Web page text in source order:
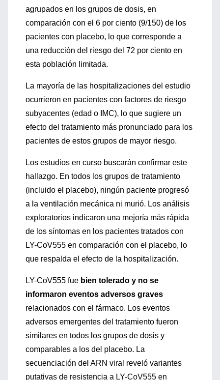
agrupados en los grupos de dosis, en
comparación con el 6 por ciento (9/150) de los
pacientes con placebo, lo que corresponde a
una reducción del riesgo del 72 por ciento en
esta población limitada.
La mayoría de las hospitalizaciones del estudio
ocurrieron en pacientes con factores de riesgo
subyacentes (edad o IMC), lo que sugiere un
efecto del tratamiento más pronunciado para los
pacientes de estos grupos de mayor riesgo.
Los estudios en curso buscarán confirmar este
hallazgo. En todos los grupos de tratamiento
(incluido el placebo), ningún paciente progresó
a la ventilación mecánica ni murió. Los análisis
exploratorios indicaron una mejoría más rápida
de los síntomas en los pacientes tratados con
LY-CoV555 en comparación con el placebo, lo
que respalda el efecto de la hospitalización.
LY-CoV555 fue bien tolerado y no se
informaron eventos adversos graves
relacionados con el fármaco. Los eventos
adversos emergentes del tratamiento fueron
similares en todos los grupos de dosis y
comparables a los del placebo. La
secuenciación del ARN viral reveló variantes
putativas de resistencia a LY-CoV555 en